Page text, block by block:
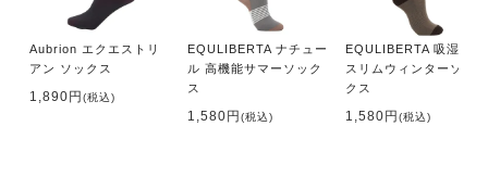
Aubrion エクエストリ
アン ソックス
1,890円(税込)
EQULIBERTA ナチュー
ル 高機能サマーソック
ス
1,580円(税込)
EQULIBERTA 吸湿発熱
スリムウィンターソッ
クス
1,580円(税込)